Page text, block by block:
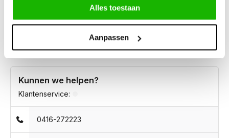
Alles toestaan
Aanpassen
Kunnen we helpen?
Klantenservice:
0416-272223